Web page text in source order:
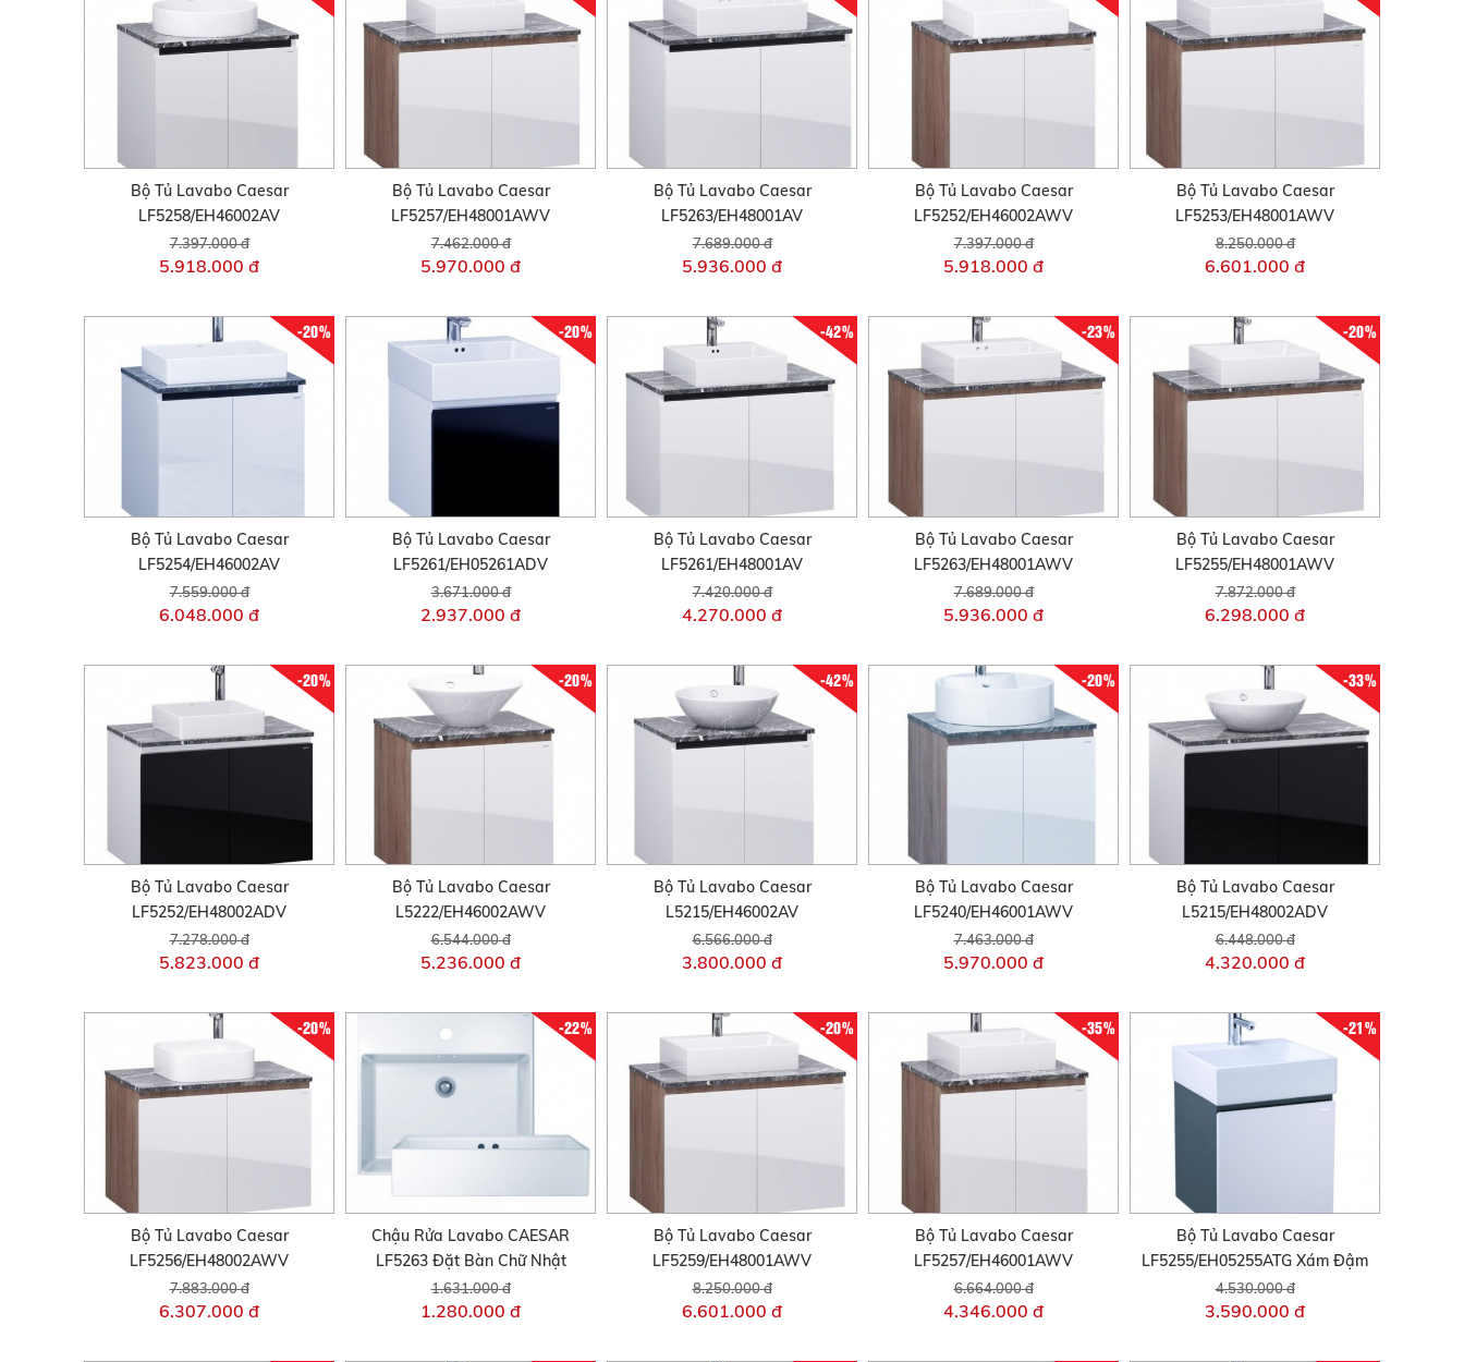
Bộ Tủ Lavabo Caesar
LF5258/EH46002AV
7.397.000 đ
5.918.000 đ
Bộ Tủ Lavabo Caesar
LF5257/EH48001AWV
7.462.000 đ
5.970.000 đ
Bộ Tủ Lavabo Caesar
LF5263/EH48001AV
7.689.000 đ
5.936.000 đ
Bộ Tủ Lavabo Caesar
LF5252/EH46002AWV
7.397.000 đ
5.918.000 đ
Bộ Tủ Lavabo Caesar
LF5253/EH48001AWV
8.250.000 đ
6.601.000 đ
-20%
Bộ Tủ Lavabo Caesar
LF5254/EH46002AV
7.559.000 đ
6.048.000 đ
-20%
Bộ Tủ Lavabo Caesar
LF5261/EH05261ADV
3.671.000 đ
2.937.000 đ
-42%
Bộ Tủ Lavabo Caesar
LF5261/EH48001AV
7.420.000 đ
4.270.000 đ
-23%
Bộ Tủ Lavabo Caesar
LF5263/EH48001AWV
7.689.000 đ
5.936.000 đ
-20%
Bộ Tủ Lavabo Caesar
LF5255/EH48001AWV
7.872.000 đ
6.298.000 đ
-20%
Bộ Tủ Lavabo Caesar
LF5252/EH48002ADV
7.278.000 đ
5.823.000 đ
-20%
Bộ Tủ Lavabo Caesar
L5222/EH46002AWV
6.544.000 đ
5.236.000 đ
-42%
Bộ Tủ Lavabo Caesar
L5215/EH46002AV
6.566.000 đ
3.800.000 đ
-20%
Bộ Tủ Lavabo Caesar
LF5240/EH46001AWV
7.463.000 đ
5.970.000 đ
-33%
Bộ Tủ Lavabo Caesar
L5215/EH48002ADV
6.448.000 đ
4.320.000 đ
-20%
Bộ Tủ Lavabo Caesar
LF5256/EH48002AWV
7.883.000 đ
6.307.000 đ
-22%
Chậu Rửa Lavabo CAESAR
LF5263 Đặt Bàn Chữ Nhật
1.631.000 đ
1.280.000 đ
-20%
Bộ Tủ Lavabo Caesar
LF5259/EH48001AWV
8.250.000 đ
6.601.000 đ
-35%
Bộ Tủ Lavabo Caesar
LF5257/EH46001AWV
6.664.000 đ
4.346.000 đ
-21%
Bộ Tủ Lavabo Caesar
LF5255/EH05255ATG Xám Đậm
4.530.000 đ
3.590.000 đ